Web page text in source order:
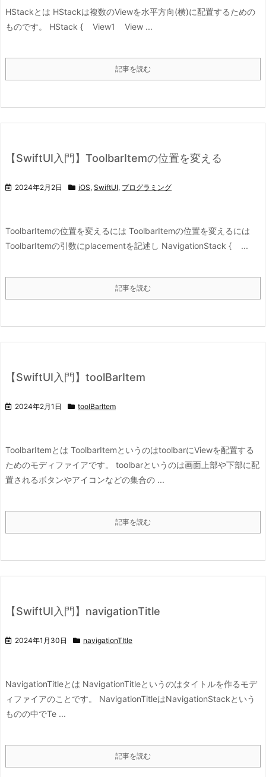
HStackとは HStackは複数のViewを水平方向(横)に配置するための
ものです。 HStack { View1 View ...
記事を読む
【SwiftUI入門】ToolbarItemの位置を変える
2024年2月2日 iOS, SwiftUI, プログラミング
ToolbarItemの位置を変えるには ToolbarItemの位置を変えるには
ToolbarItemの引数にplacementを記述し NavigationStack { ...
記事を読む
【SwiftUI入門】toolBarItem
2024年2月1日 toolBarItem
ToolbarItemとは ToolbarItemというのはtoolbarにViewを配置する
ためのモディファイアです。 toolbarというのは画面上部や下部に配
置されるボタンやアイコンなどの集合の ...
記事を読む
【SwiftUI入門】navigationTitle
2024年1月30日 navigationTItle
NavigationTitleとは NavigationTitleというのはタイトルを作るモデ
ィファイアのことです。 NavigationTitleはNavigationStackという
ものの中でTe ...
記事を読む